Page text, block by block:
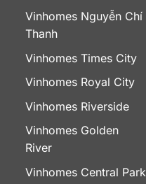
Vinhomes Nguyễn Chí
Thanh
Vinhomes Times City
Vinhomes Royal City
Vinhomes Riverside
Vinhomes Golden
River
Vinhomes Central Park